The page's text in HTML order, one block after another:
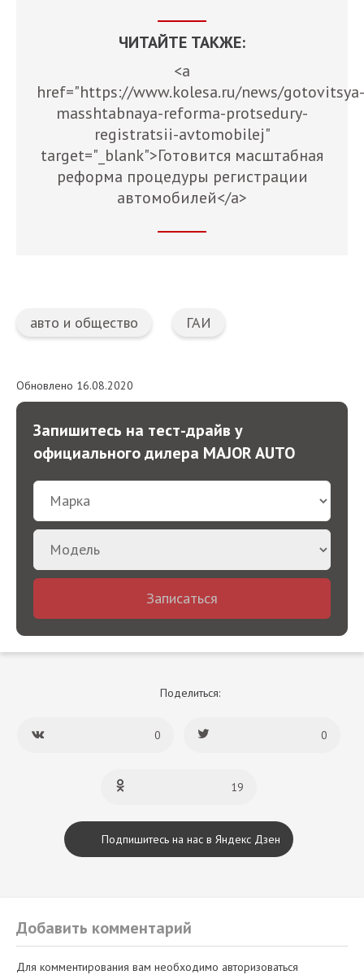
ЧИТАЙТЕ ТАКЖЕ:
<a
href="https://www.kolesa.ru/news/gotovitsya-
masshtabnaya-reforma-protsedury-
registratsii-avtomobilej"
target="_blank">Готовится масштабная
реформа процедуры регистрации
автомобилей</a>
авто и общество ГАИ
Обновлено 16.08.2020
Запишитесь на тест-драйв у
официального дилера MAJOR AUTO
Записаться
Поделиться:
0 0
19
Подпишитесь на нас в Яндекс Дзен
Добавить комментарий
Для комментирования вам необходимо авторизоваться